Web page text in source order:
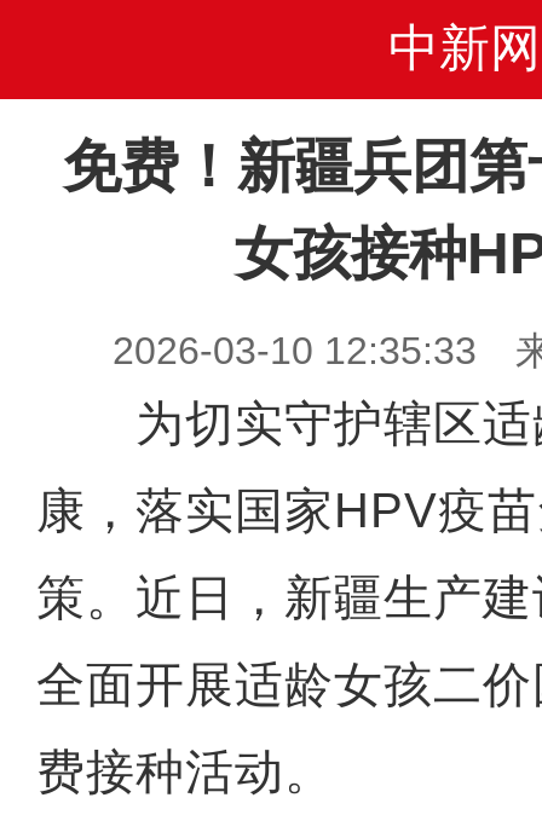
中新网
免费！新疆兵团
女孩接种
2026-03-10 12:35:33
为切实守护辖区适
康，落实国家HPV疫
策。近日，新疆生产
全面开展适龄女孩二
费接种活动。